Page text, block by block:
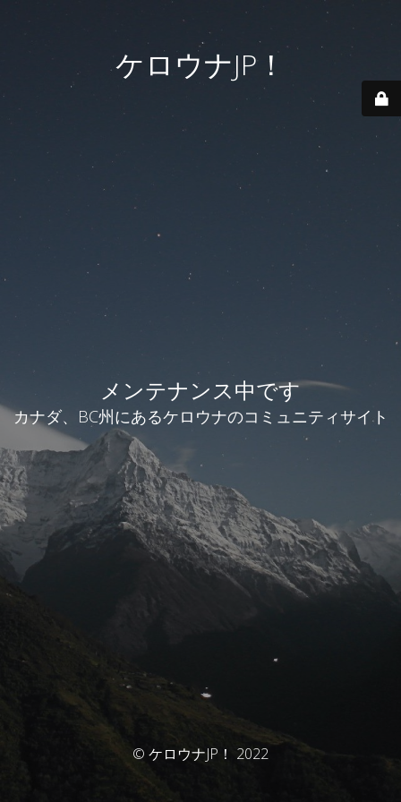
ケロウナJP！
メンテナンス中です
カナダ、BC州にあるケロウナのコミュニティサイト
© ケロウナJP！ 2022